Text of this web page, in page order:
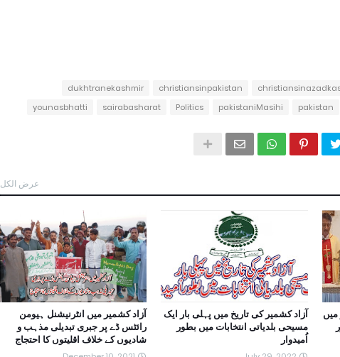
christiansinpakistan
dukhtranekashmir
pakistan
pakistaniMasihi
Politics
sairabasharat
younasbhatti
عرض الكل
میں
آزاد کشمیر کی تاریخ میں پہلی بار ایک
مسیحی بلدیاتی انتخابات میں بطور
اُمیدوار
آزاد کشمیر میں انٹرنیشنل ہیومن
رائٹس ڈے پر جبری تبدیلی مذہب و
شادیوں کے خلاف اقلیتوں کا احتجاج